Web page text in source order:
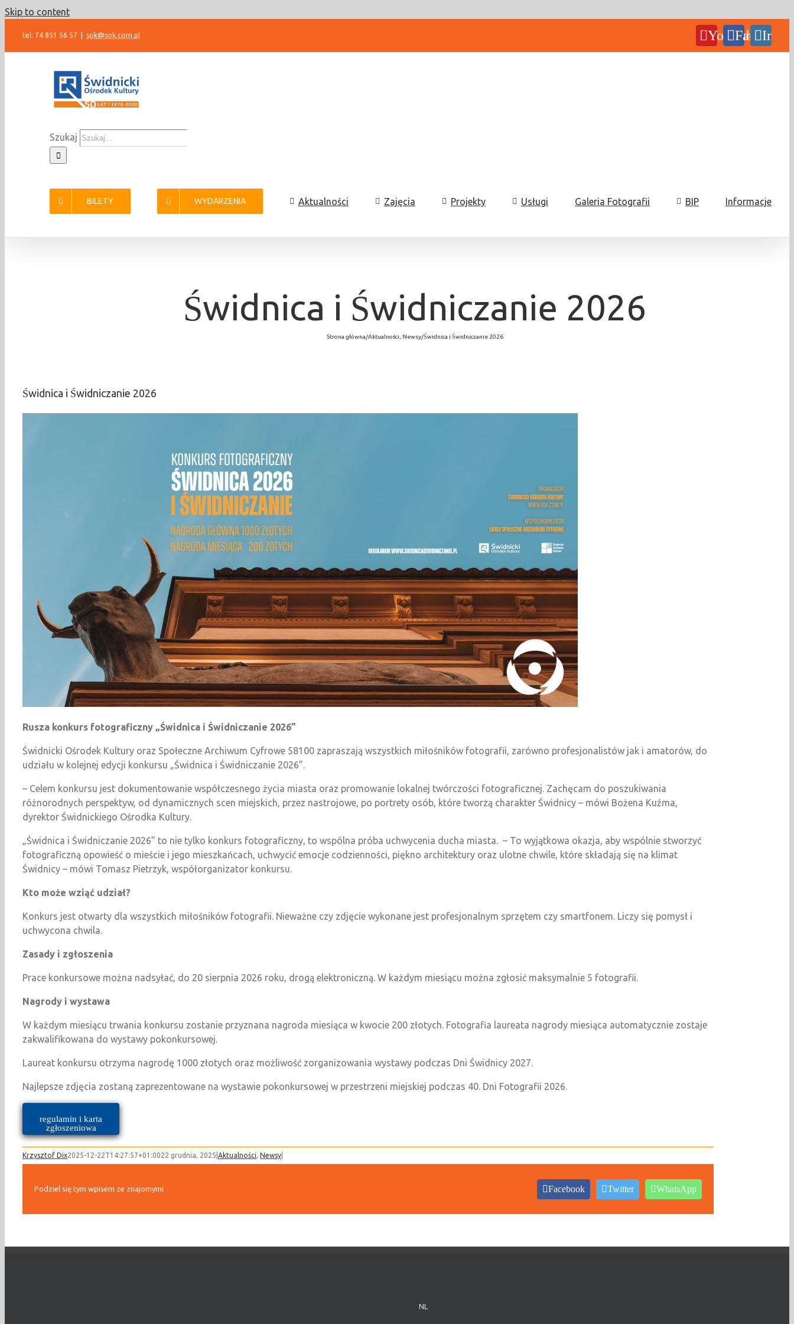
Skip to content
tel: 74 851 56 57 sok@sok.com.pl YouTubeFacebook
Szukaj
BILETY WYDARZENIA Aktualności Zajęcia Projekty Usługi Galeria Fotografii BIP Informacje
Świdnica i Świdniczanie 2026
Strona główna/Aktualności Newsy/Świdnica i Świdniczanie 2026
Świdnica i Świdniczanie 2026
Rusza konkurs fotograficzny „Świdnica i Świdniczanie 2026”
Świdnicki Ośrodek Kultury oraz Społeczne Archiwum Cyfrowe 58100 zapraszają wszystkich miłośników fotografii, zarówno profesjonalistów jak i amatorów, do
udziału w kolejnej edycji konkursu „Świdnica i Świdniczanie 2026”.
– Celem konkursu jest dokumentowanie współczesnego życia miasta oraz promowanie lokalnej twórczości fotograficznej. Zachęcam do poszukiwania
różnorodnych perspektyw, od dynamicznych scen miejskich, przez nastrojowe, po portrety osób, które tworzą charakter Świdnicy – mówi Bożena Kuźma,
dyrektor Świdnickiego Ośrodka Kultury.
„Świdnica i Świdniczanie 2026” to nie tylko konkurs fotograficzny, to wspólna próba uchwycenia ducha miasta. – To wyjątkowa okazja, aby wspólnie stworzyć
fotograficzną opowieść o mieście i jego mieszkańcach, uchwycić emocje codzienności, piękno architektury oraz ulotne chwile, które składają się na klimat
Świdnicy – mówi Tomasz Pietrzyk, współorganizator konkursu.
Kto może wziąć udział?
Konkurs jest otwarty dla wszystkich miłośników fotografii. Nieważne czy zdjęcie wykonane jest profesjonalnym sprzętem czy smartfonem. Liczy się pomysł i
uchwycona chwila.
Zasady i zgłoszenia
Prace konkursowe można nadsyłać, do 20 sierpnia 2026 roku, drogą elektroniczną. W każdym miesiącu można zgłosić maksymalnie 5 fotografii.
Nagrody i wystawa
W każdym miesiącu trwania konkursu zostanie przyznana nagroda miesiąca w kwocie 200 złotych. Fotografia laureata nagrody miesiąca automatycznie zostaje
zakwalifikowana do wystawy pokonkursowej.
Laureat konkursu otrzyma nagrodę 1000 złotych oraz możliwość zorganizowania wystawy podczas Dni Świdnicy 2027.
Najlepsze zdjęcia zostaną zaprezentowane na wystawie pokonkursowej w przestrzeni miejskiej podczas 40. Dni Fotografii 2026.
regulamin i karta
zgłoszeniowa
Krzysztof Dix2025-12-22T14:27:57+01:0022 grudnia, 2025 Aktualności, Newsy
Podziel się tym wpisem ze znajomymi Facebook Twitter WhatsApp
NL